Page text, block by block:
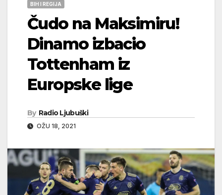
BIH I REGIJA
Čudo na Maksimiru!
Dinamo izbacio
Tottenham iz
Europske lige
By Radio Ljubuški
OŽU 18, 2021